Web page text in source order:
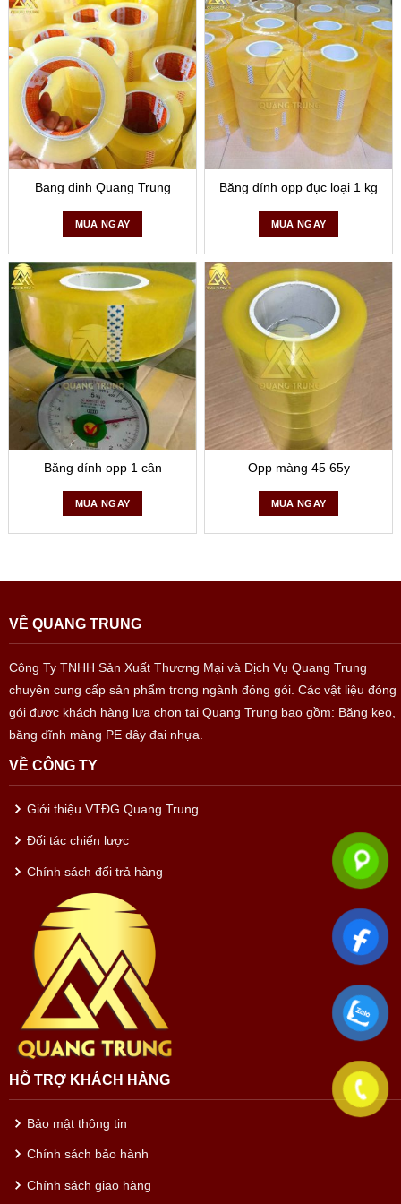
Bang dinh Quang Trung
MUA NGAY
Băng dính opp đục loại 1 kg
MUA NGAY
Băng dính opp 1 cân
MUA NGAY
Opp màng 45 65y
MUA NGAY
VỀ QUANG TRUNG
Công Ty TNHH Sản Xuất Thương Mại và Dịch Vụ Quang Trung
chuyên cung cấp sản phẩm trong ngành đóng gói. Các vật liệu đóng
gói được khách hàng lựa chọn tại Quang Trung bao gồm: Băng keo,
băng dĩnh màng PE dây đai nhựa.
VỀ CÔNG TY
Giới thiệu VTĐG Quang Trung
Đối tác chiến lược
Chính sách đổi trả hàng
HỖ TRỢ KHÁCH HÀNG
Bảo mật thông tin
Chính sách bảo hành
Chính sách giao hàng